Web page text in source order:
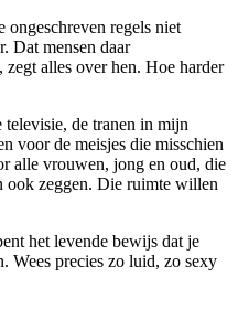
regels niet
Dat mensen daar
alles over hen. Hoe harder
de tranen in mijn
voor de meisjes die misschien
alle vrouwen, jong en oud, die
ook zeggen. Die ruimte willen
het levende bewijs dat je
Wees precies zo luid, zo sexy